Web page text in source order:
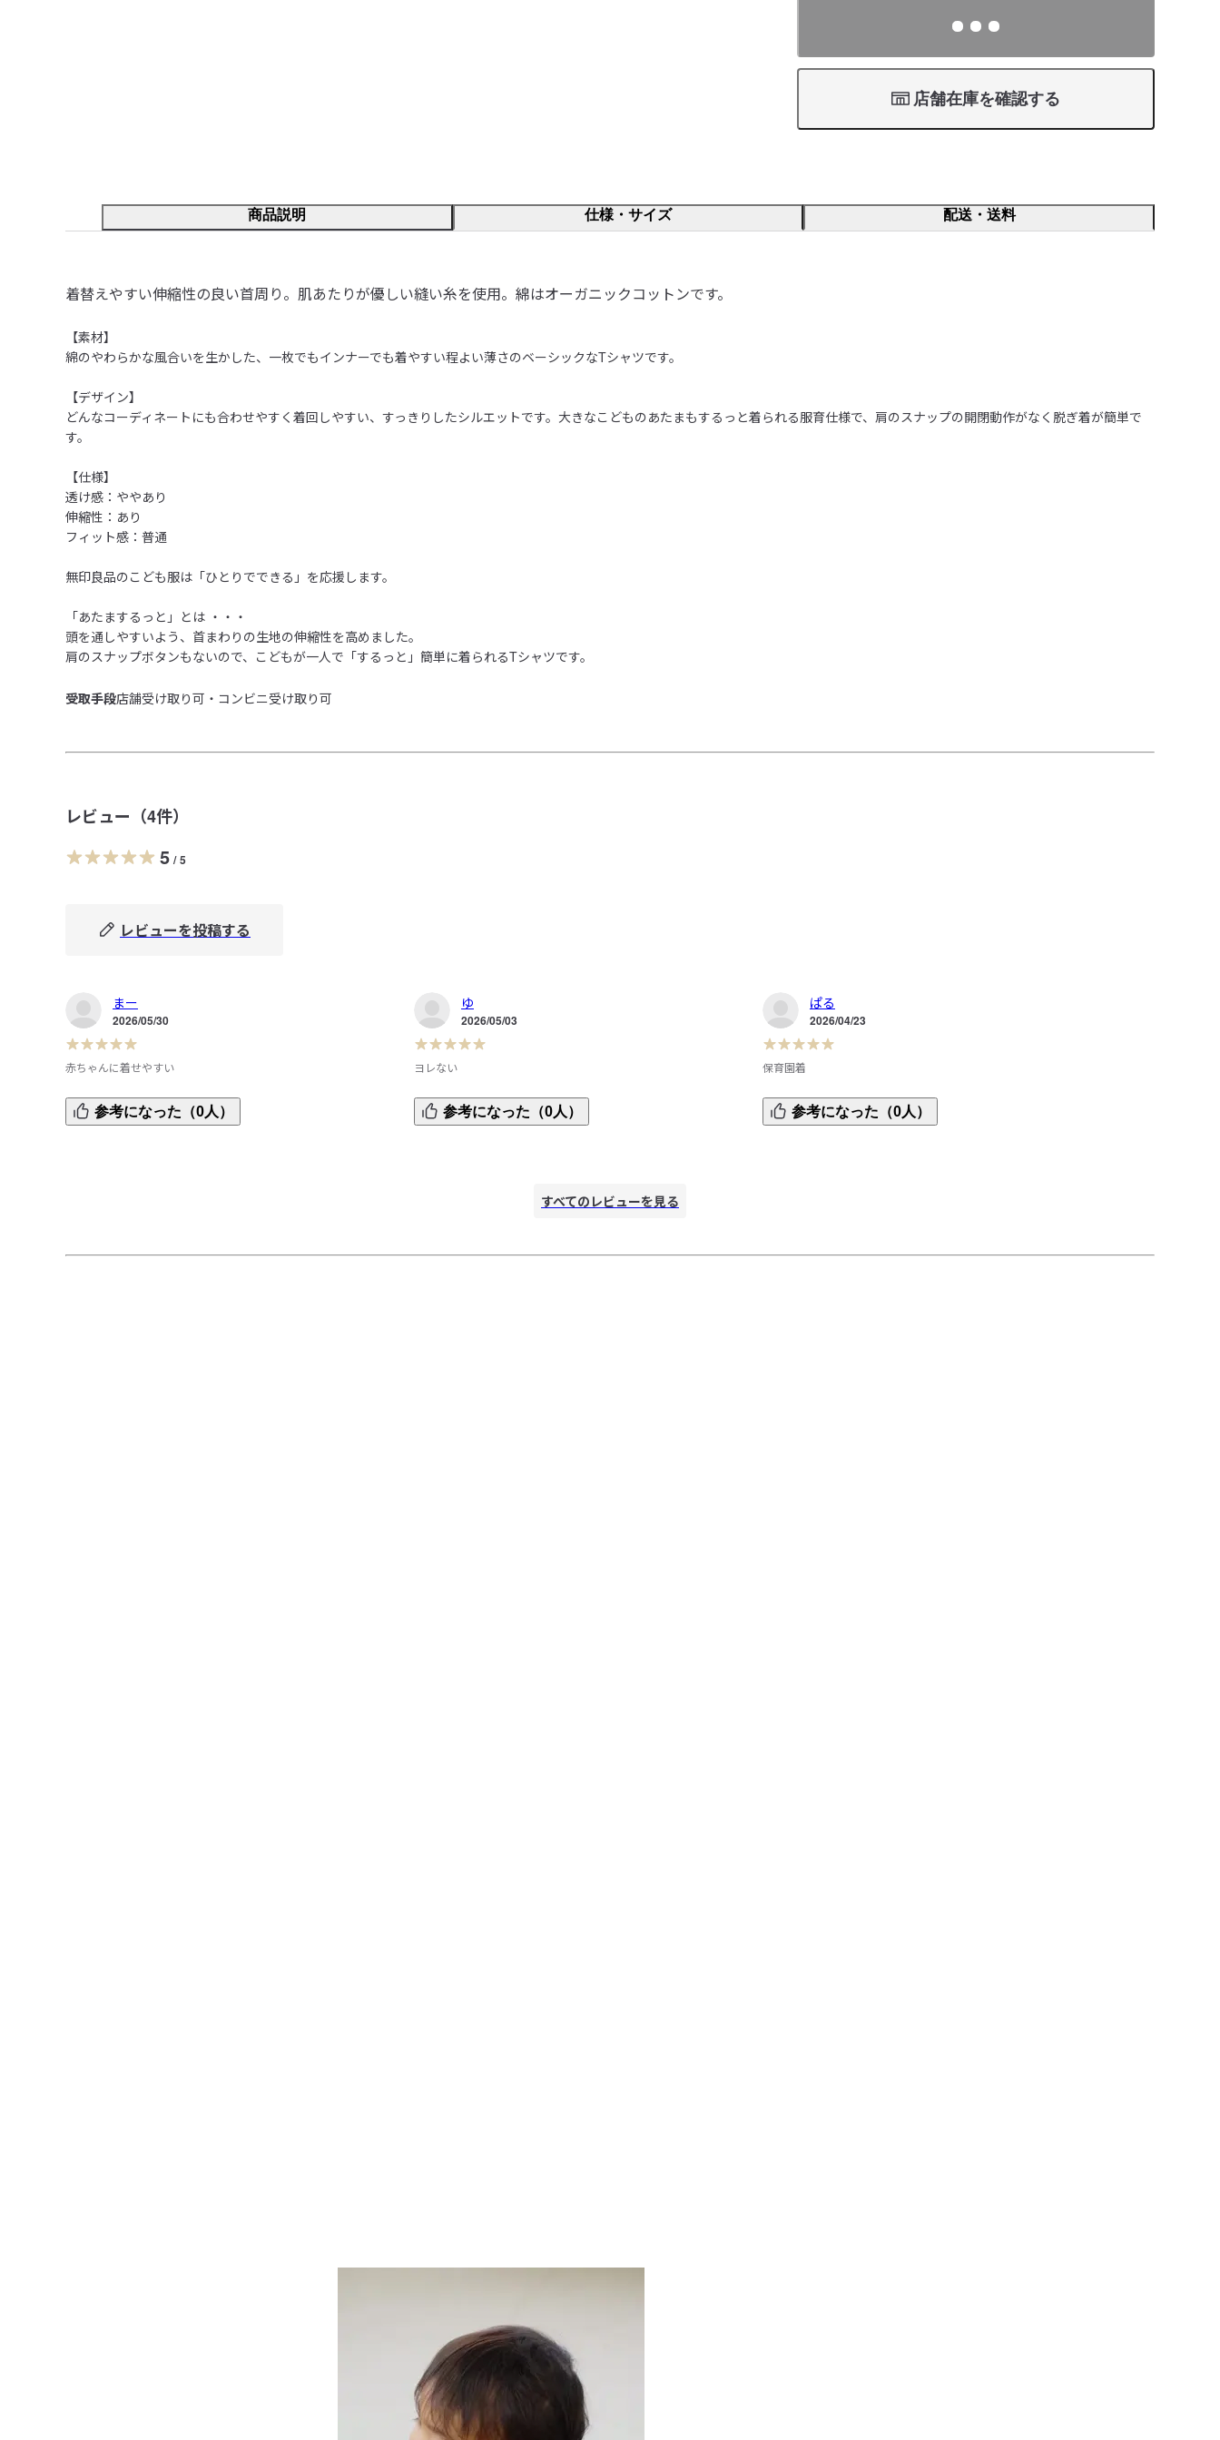
店舗在庫を確認する
商品説明 仕様・サイズ 配送・送料
着替えやすい伸縮性の良い首周り。肌あたりが優しい縫い糸を使用。綿はオーガニックコットンです。
【素材】
綿のやわらかな風合いを生かした、一枚でもインナーでも着やすい程よい薄さのベーシックなTシャツです。
【デザイン】
どんなコーディネートにも合わせやすく着回しやすい、すっきりしたシルエットです。大きなこどものあたまもするっと着られる服育仕様で、肩のスナップの開閉動作がなく脱ぎ着が簡単で
す。
【仕様】
透け感：ややあり
伸縮性：あり
フィット感：普通
無印良品のこども服は「ひとりでできる」を応援します。
「あたまするっと」とは ・・・
頭を通しやすいよう、首まわりの生地の伸縮性を高めました。
肩のスナップボタンもないので、こどもが一人で「するっと」簡単に着られるTシャツです。
受取手段店舗受け取り可・コンビニ受け取り可
レビュー（4件）
5 / 5
レビューを投稿する
まー
2026/05/30
赤ちゃんに着せやすい
8ヶ月の息子に80サイズちょうどいいです。
頭からスポッと着せやすいしデザインも可愛いし値段もお手
参考になった（0人）
ゆ
2026/05/03
ヨレない
安くて丈夫なのでとても良いです。乾燥機を使用しても特に
ヨレたりすることなく、ガンガン洗えるのが助かります。
参考になった（0人）
ぱる
2026/04/23
保育園着
生地もしっかりしてて洗ってもよれなくていいです！
保育園着にちょうど良くて愛用してます♪
参考になった（0人）
すべてのレビューを見る